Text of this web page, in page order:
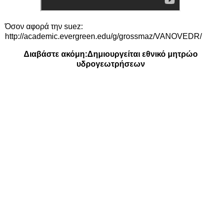
Όσον αφορά την suez:
http://academic.evergreen.edu/g/grossmaz/VANOVEDR/
Διαβάστε ακόμη:Δημιουργείται εθνικό μητρώο
υδρογεωτρήσεων